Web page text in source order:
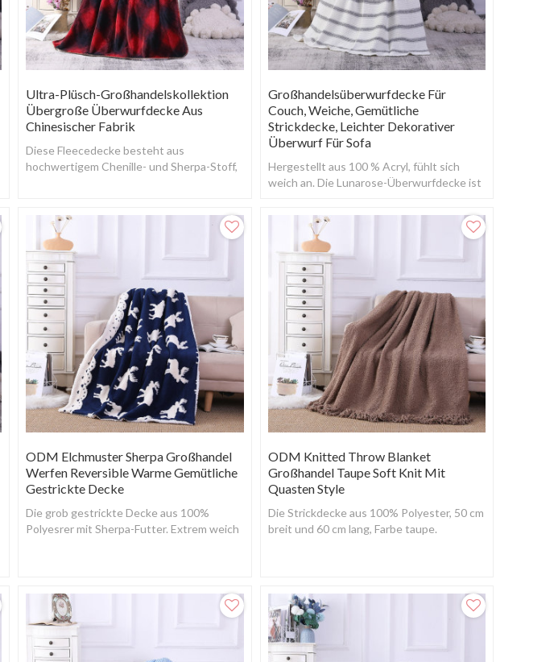
Ultra-Plüsch-Großhandelskollektion
Übergroße Überwurfdecke Aus
Chinesischer Fabrik
Diese Fleecedecke besteht aus
hochwertigem Chenille- und Sherpa-Stoff,
Großhandelsüberwurfdecke Für
Couch, Weiche, Gemütliche
Strickdecke, Leichter Dekorativer
Überwurf Für Sofa
Hergestellt aus 100 % Acryl, fühlt sich
weich an. Die Lunarose-Überwurfdecke ist
ODM Elchmuster Sherpa Großhandel
Werfen Reversible Warme Gemütliche
Gestrickte Decke
Die grob gestrickte Decke aus 100%
Polyesrer mit Sherpa-Futter. Extrem weich
ODM Knitted Throw Blanket
Großhandel Taupe Soft Knit Mit
Quasten Style
Die Strickdecke aus 100% Polyester, 50 cm
breit und 60 cm lang, Farbe taupe.